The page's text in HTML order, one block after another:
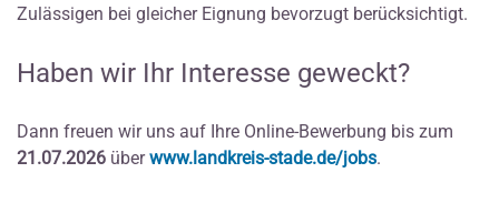
Zulässigen bei gleicher Eignung bevorzugt berücksichtigt.
Haben wir Ihr Interesse geweckt?
Dann freuen wir uns auf Ihre Online-Bewerbung bis zum
21.07.2026 überwww.landkreis-stade.de/jobs.